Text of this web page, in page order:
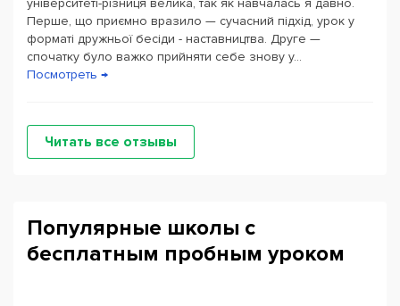
університеті-різниця велика, так як навчалась я давно.
Перше, що приємно вразило — сучасний підхід, урок у
форматі дружньої бесіди - наставництва. Друге —
спочатку було важко прийняти себе знову у...
Посмотреть →
Читать все отзывы
Популярные школы с
бесплатным пробным уроком